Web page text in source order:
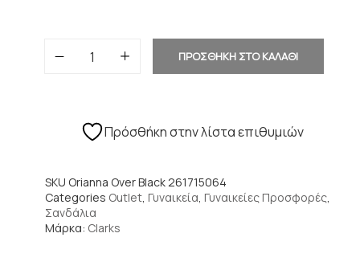
ΠΡΟΣΘΗΚΗ ΣΤΟ ΚΑΛΑΘΙ
Πρόσθήκη στην λίστα επιθυμιών
SKU Orianna Over Black 261715064
Categories Outlet Γυναικεία Γυναικείες Προσφορές
Σανδάλια
Μάρκα: Clarks